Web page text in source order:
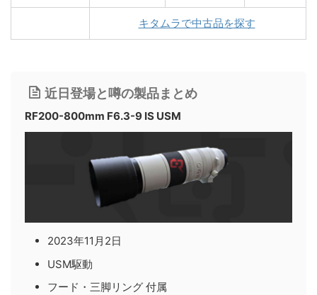
キタムラで中古品を探す
近日登場と噂の製品まとめ
RF200-800mm F6.3-9 IS USM
2023年11月2日
USM駆動
フード・三脚リング 付属